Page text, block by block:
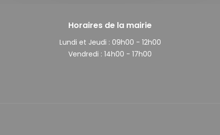
Horaires de la mairie
Lundi et Jeudi : 09h00 - 12h00
Vendredi : 14h00 - 17h00